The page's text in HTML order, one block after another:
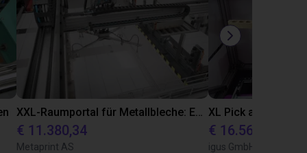
XXL-Raumportal für Metallbleche: Effiziente Automatisierung in der Verpackungsproduktion
€ 11.380,34
Metaprint AS
€ 16.562,37
igus GmbH